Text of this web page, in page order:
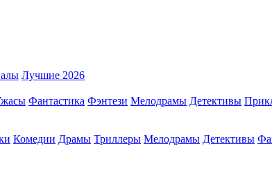
Лучшие 2026
Фантастика Фэнтези Мелодрамы Детективы
Комедии Драмы Триллеры Мелодрамы Детективы